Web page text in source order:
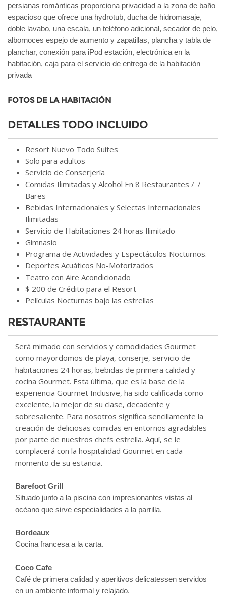
persianas románticas proporciona privacidad a la zona de baño
espacioso que ofrece una hydrotub, ducha de hidromasaje,
doble lavabo, una escala, un teléfono adicional, secador de pelo,
albornoces espejo de aumento y zapatillas, plancha y tabla de
planchar, conexión para iPod estación, electrónica en la
habitación, caja para el servicio de entrega de la habitación
privada
FOTOS DE LA HABITACIÓN
DETALLES TODO INCLUIDO
Resort Nuevo Todo Suites
Solo para adultos
Servicio de Conserjería
Comidas Ilimitadas y Alcohol En 8 Restaurantes / 7
Bares
Bebidas Internacionales y Selectas Internacionales
Ilimitadas
Servicio de Habitaciones 24 horas Ilimitado
Gimnasio
Programa de Actividades y Espectáculos Nocturnos.
Deportes Acuáticos No-Motorizados
Teatro con Aire Acondicionado
$ 200 de Crédito para el Resort
Películas Nocturnas bajo las estrellas
RESTAURANTE
Será mimado con servicios y comodidades Gourmet
como mayordomos de playa, conserje, servicio de
habitaciones 24 horas, bebidas de primera calidad y
cocina Gourmet. Esta última, que es la base de la
experiencia Gourmet Inclusive, ha sido calificada como
excelente, la mejor de su clase, decadente y
sobresaliente. Para nosotros significa sencillamente la
creación de deliciosas comidas en entornos agradables
por parte de nuestros chefs estrella. Aquí, se le
complacerá con la hospitalidad Gourmet en cada
momento de su estancia.
Barefoot Grill
Situado junto a la piscina con impresionantes vistas al
océano que sirve especialidades a la parrilla.
Bordeaux
Cocina francesa a la carta.
Coco Cafe
Café de primera calidad y aperitivos delicatessen servidos
en un ambiente informal y relajado.